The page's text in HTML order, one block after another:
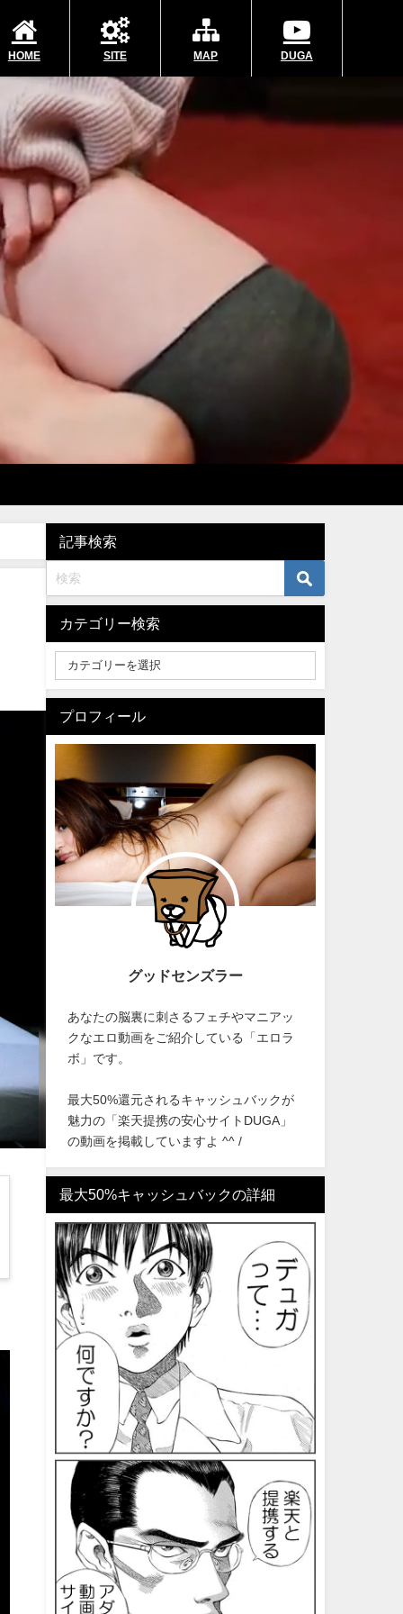
HOME SITE MAP DUGA
記事検索
カテゴリー検索
プロフィール
グッドセンズラー
あなたの脳裏に刺さるフェチやマニアッ
クなエロ動画をご紹介している「エロラ
ボ」です。
最大50%還元されるキャッシュバックが
魅力の「楽天提携の安心サイトDUGA」
の動画を掲載していますよ ^^ /
最大50%キャッシュバックの詳細